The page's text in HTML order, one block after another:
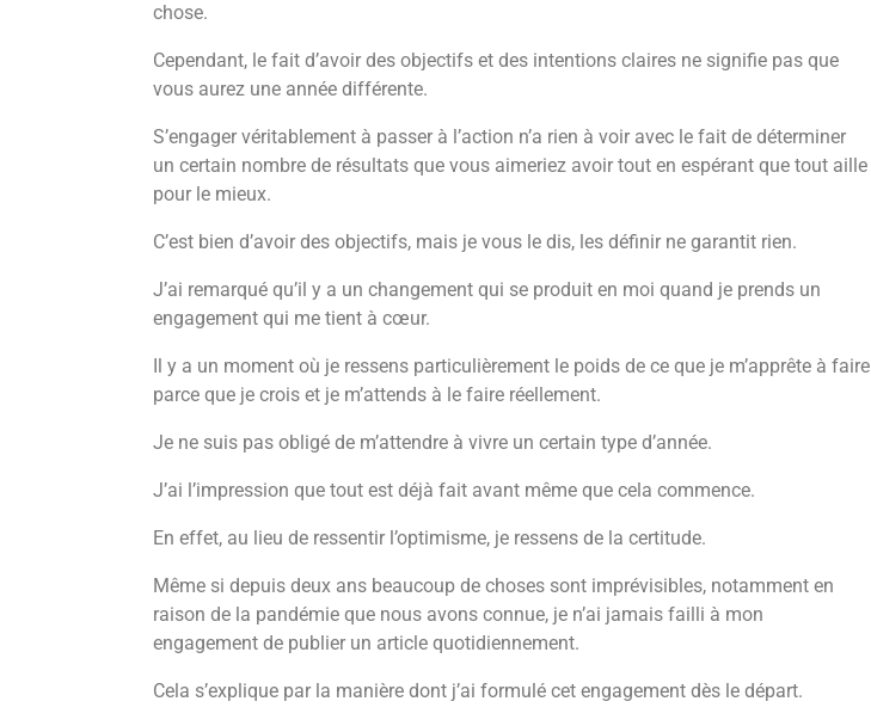
chose.
Cependant, le fait d’avoir des objectifs et des intentions claires ne signifie pas que
vous aurez une année différente.
S’engager véritablement à passer à l’action n’a rien à voir avec le fait de déterminer
un certain nombre de résultats que vous aimeriez avoir tout en espérant que tout aille
pour le mieux.
C’est bien d’avoir des objectifs, mais je vous le dis, les définir ne garantit rien.
J’ai remarqué qu’il y a un changement qui se produit en moi quand je prends un
engagement qui me tient à cœur.
Il y a un moment où je ressens particulièrement le poids de ce que je m’apprête à faire
parce que je crois et je m’attends à le faire réellement.
Je ne suis pas obligé de m’attendre à vivre un certain type d’année.
J’ai l’impression que tout est déjà fait avant même que cela commence.
En effet, au lieu de ressentir l’optimisme, je ressens de la certitude.
Même si depuis deux ans beaucoup de choses sont imprévisibles, notamment en
raison de la pandémie que nous avons connue, je n’ai jamais failli à mon
engagement de publier un article quotidiennement.
Cela s’explique par la manière dont j’ai formulé cet engagement dès le départ.